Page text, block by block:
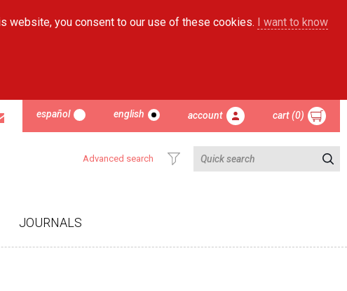
website, you consent to our use of these cookies. I want to know
español english account cart (0)
Advanced search
JOURNALS